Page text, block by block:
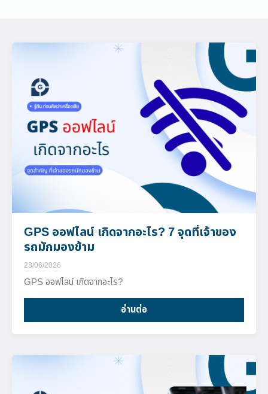
GPS ออฟไลน์ เกิดจากอะไร? 7 จุดที่เจ้าของ
รถมักมองข้าม
23/06/2026
GPS ออฟไลน์ เกิดจากอะไร?
อ่านต่อ